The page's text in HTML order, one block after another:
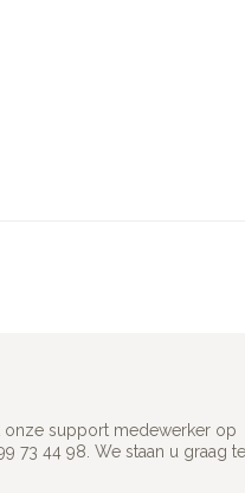
support medewerker op
73 44 98. We staan u graag